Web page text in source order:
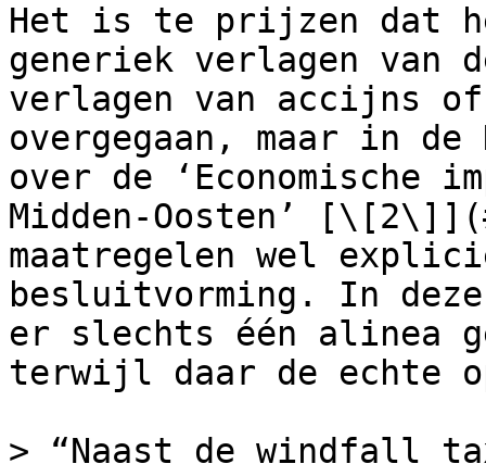
Het is te prijzen dat
generiek verlagen van
verlagen van accijns
overgegaan, maar in
over de ‘Economische
Midden-Oosten’
maatregelen wel
besluitvorming. In
er slechts één alinea
terwijl daar de echte
> “Naast de windfall